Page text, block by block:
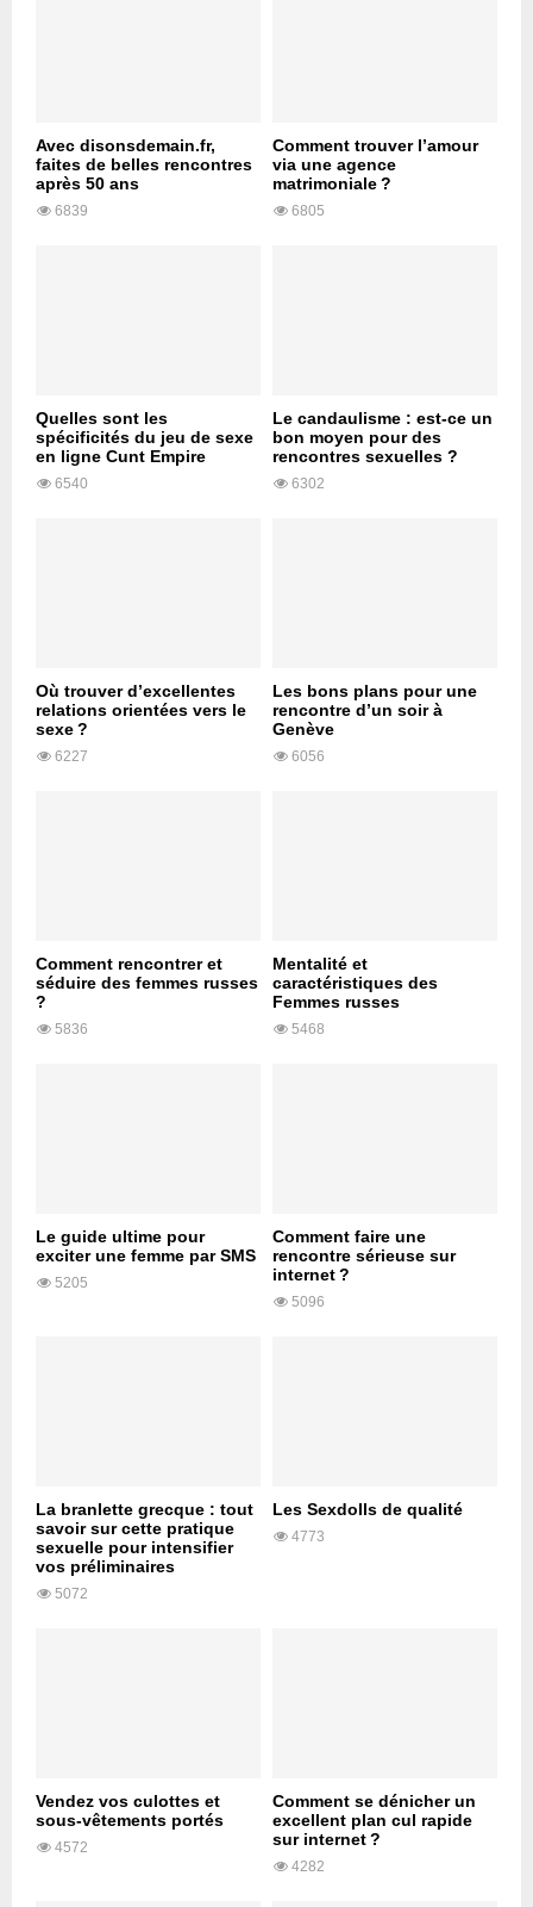
Avec disonsdemain.fr,
faites de belles rencontres
après 50 ans
6839
Comment trouver l’amour
via une agence
matrimoniale ?
6805
Quelles sont les
spécificités du jeu de sexe
en ligne Cunt Empire
6540
Le candaulisme : est-ce un
bon moyen pour des
rencontres sexuelles ?
6302
Où trouver d’excellentes
relations orientées vers le
sexe ?
6227
Les bons plans pour une
rencontre d’un soir à
Genève
6056
Comment rencontrer et
séduire des femmes russes
?
5836
Mentalité et
caractéristiques des
Femmes russes
5468
Le guide ultime pour
exciter une femme par SMS
5205
Comment faire une
rencontre sérieuse sur
internet ?
5096
La branlette grecque : tout
savoir sur cette pratique
sexuelle pour intensifier
vos préliminaires
5072
Les Sexdolls de qualité
4773
Vendez vos culottes et
sous-vêtements portés
4572
Comment se dénicher un
excellent plan cul rapide
sur internet ?
4282